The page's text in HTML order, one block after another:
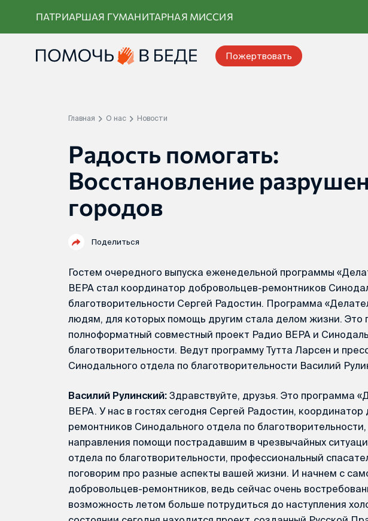
ПАТРИАРШАЯ ГУМАНИТАРНАЯ МИССИЯ
Пожертвовать
Главная О нас Новости
Радость помогать:
Восстановление
городов
Поделиться
Гостем очередного выпуска еженедельной программы
ВЕРА стал координатор добровольцев-ремонтников
благотворительности Сергей Радостин. Программа
людям, для которых помощь другим стала делом жизни. Это
полноформатный совместный проект Радио ВЕРА и
благотворительности. Ведут программу Тутта Ларсен и
Синодального отдела по благотворительности Василий
Василий Рулинский: Здравствуйте, друзья. Это программа
ВЕРА. У нас в гостях сегодня Сергей Радостин,
ремонтников Синодального отдела по
направления помощи пострадавшим в чрезвычайных
отдела по благотворительности, профессиональный
поговорим про разные аспекты вашей жизни. И начнем с
добровольцев-ремонтников, ведь сейчас очень
возможность летом больше потрудиться до наступления